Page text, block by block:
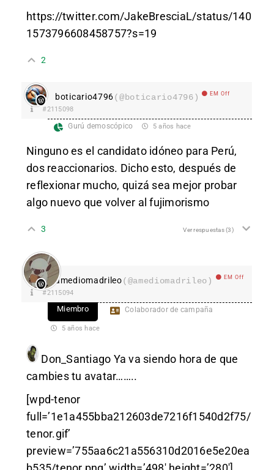
https://twitter.com/JakeBresciaL/status/140
1573796608458757?s=19
2
boticario4796(@boticario4796) EM Off
#2115098
Gurú demoscópico 5 años hace
Ninguno es el candidato idóneo para Perú,
dos reaccionarios. Dicho esto, después de
reflexionar mucho, quizá sea mejor probar
algo nuevo que volver al fujimorismo
3 Ver respuestas(3)
amediomadrileo(@amediomadrileo) EM Off
#2115094
Miembro Colaborador de campaña
5 años hace
Don_Santiago Ya va siendo hora de que
cambies tu avatar……..
[wpd-tenor
full=’1e1a455bba212603de7216f1540d2f75/
tenor.gif’
preview=’755aa6c21a556310d2016e5e20ea